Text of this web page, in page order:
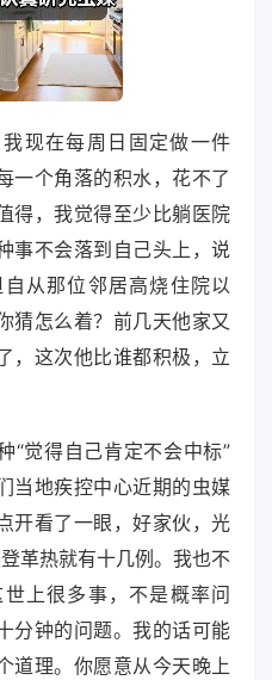
现在每周日固定做一件
一个角落的积水，花不了
得，我觉得至少比躺医院
事不会落到自己头上，说
从那位邻居高烧住院以
猜怎么着？前几天他家又
，这次他比谁都积极，立
“觉得自己肯定不会中标”
当地疾控中心近期的虫媒
开看了一眼，好家伙，光
革热就有十几例。我也不
上很多事，不是概率问
分钟的问题。我的话可能
道理。你愿意从今天晚上